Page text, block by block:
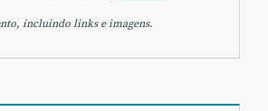
incluindo links e imagens.